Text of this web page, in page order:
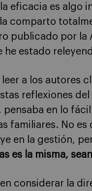
eficacia es algo
comparto
publicado por la
he estado
a los autores
reflexiones
en lo
familiares. No es
en la gestión,
es la misma,
considerar la